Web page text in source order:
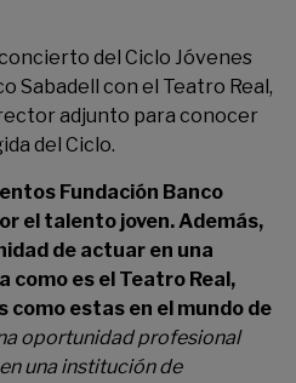
del Ciclo Jóvenes
Sabadell con el Teatro Real,
adjunto para conocer
del Ciclo.
Fundación Banco
el talento joven. Además,
de actuar en una
es el Teatro Real,
como estas en el mundo de
oportunidad profesional
una institución de